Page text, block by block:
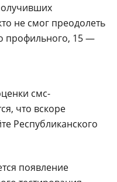
не смог преодолеть
профильного, 15 —
смс-
что вскоре
Республиканского
появление